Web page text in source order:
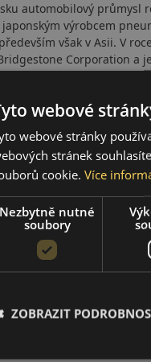
automobilový průmysl
výrobcem
však v Asii. V
Corporation a
značky
do Formule F1.
webové
webové stránky
stránek
cookie. Více
Nezbytně nutné
soubory
ZOBRAZIT